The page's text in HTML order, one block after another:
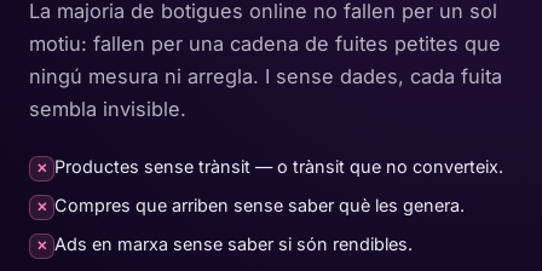
La majoria de botigues online no fallen per un sol
motiu: fallen per una cadena de fuites petites que
ningú mesura ni arregla. I sense dades, cada fuita
sembla invisible.
✕ Productes sense trànsit — o trànsit que no converteix.
✕ Compres que arriben sense saber què les genera.
✕ Ads en marxa sense saber si són rendibles.